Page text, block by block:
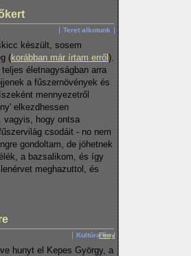
Teret alkotunk
készült, sosem
(korábban már írtam erről ).
életnagyságban arra
a fűszernövények és
mennyezetről
elkezdhessen
vagyis, hogy ontsa
csodáit - no nem
gondoltam, de jöhetnek
a bazsalikom, és így
meghazuttol, és
Fény
Kultúra.hu
hunyt el Kepes György, a